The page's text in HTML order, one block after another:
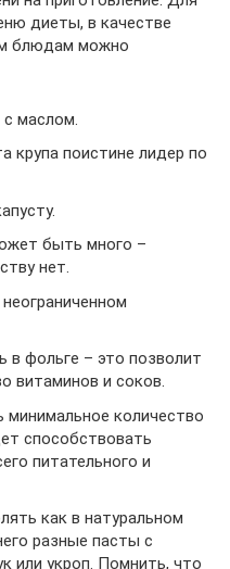
диеты, в качестве
блюдам можно
маслом.
крупа поистине лидер по
быть много –
нет.
фольге – это позволит
витаминов и соков.
количество
способствовать
питательного и
как в натуральном
разные пасты с
или укроп. Помнить, что